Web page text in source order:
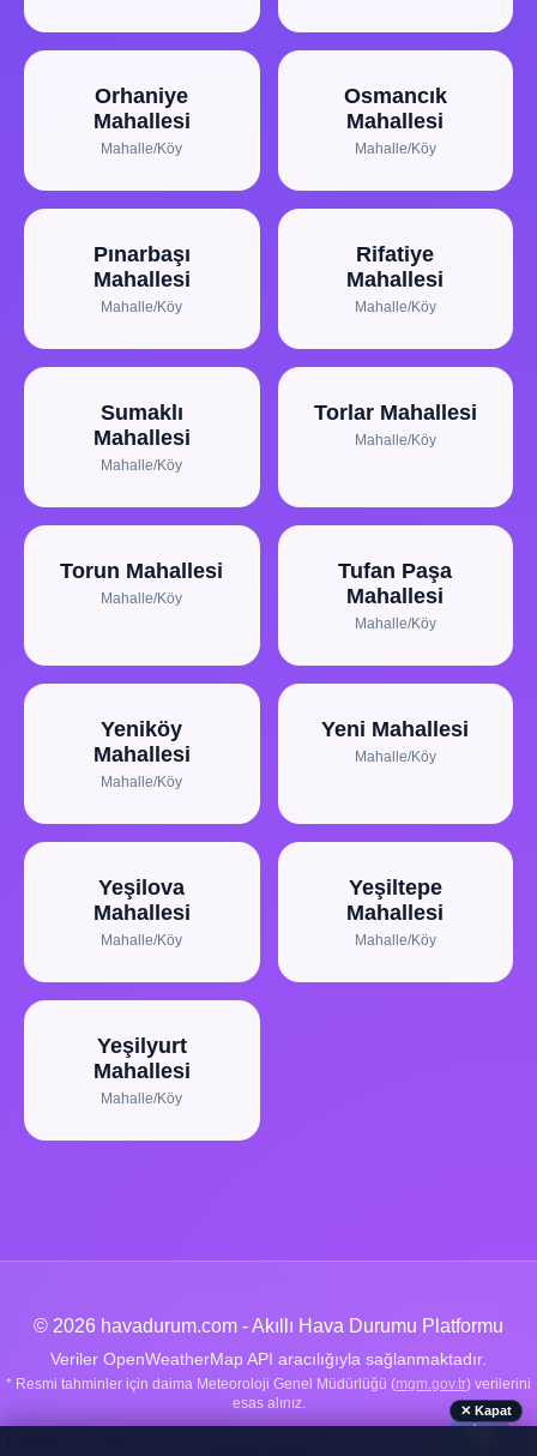
Orhaniye
Mahallesi
Mahalle/Köy
Osmancık
Mahallesi
Mahalle/Köy
Pınarbaşı
Mahallesi
Mahalle/Köy
Rifatiye
Mahallesi
Mahalle/Köy
Sumaklı
Mahallesi
Mahalle/Köy
Torlar Mahallesi
Mahalle/Köy
Torun Mahallesi
Mahalle/Köy
Tufan Paşa
Mahallesi
Mahalle/Köy
Yeniköy
Mahallesi
Mahalle/Köy
Yeni Mahallesi
Mahalle/Köy
Yeşilova
Mahallesi
Mahalle/Köy
Yeşiltepe
Mahallesi
Mahalle/Köy
Yeşilyurt
Mahallesi
Mahalle/Köy
© 2026 havadurum.com - Akıllı Hava Durumu Platformu
Veriler OpenWeatherMap API aracılığıyla sağlanmaktadır.
* Resmi tahminler için daima Meteoroloji Genel Müdürlüğü (mgm.gov.tr) verilerini
esas alınız.
🌤️
✕ Kapat